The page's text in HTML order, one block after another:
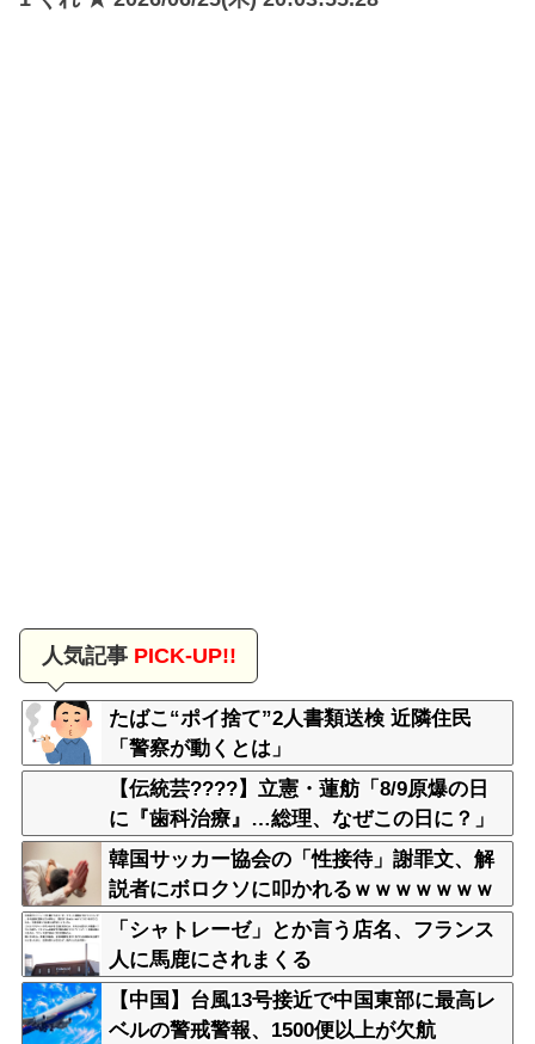
人気記事PICK-UP!!
たばこ“ポイ捨て”2人書類送検 近隣住民
「警察が動くとは」
【伝統芸????】立憲・蓮舫「8/9原爆の日
に『歯科治療』…総理、なぜこの日に？」
→それでは同日の蓮舫さんのインスタ投稿
をご覧くださいｗ（スクショ）
韓国サッカー協会の「性接待」謝罪文、解
説者にボロクソに叩かれるｗｗｗｗｗｗｗ
ｗ「シャトレーゼ」とか言う店名、フランス
人に馬鹿にされまくる
【中国】台風13号接近で中国東部に最高レ
ベルの警戒警報、1500便以上が欠航